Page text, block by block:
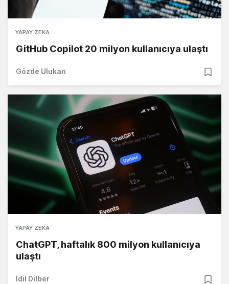
YAPAY ZEKA
GitHub Copilot 20 milyon kullanıcıya ulaştı
Gözde Ulukan
YAPAY ZEKA
ChatGPT, haftalık 800 milyon kullanıcıya
ulaştı
İdil Dilber